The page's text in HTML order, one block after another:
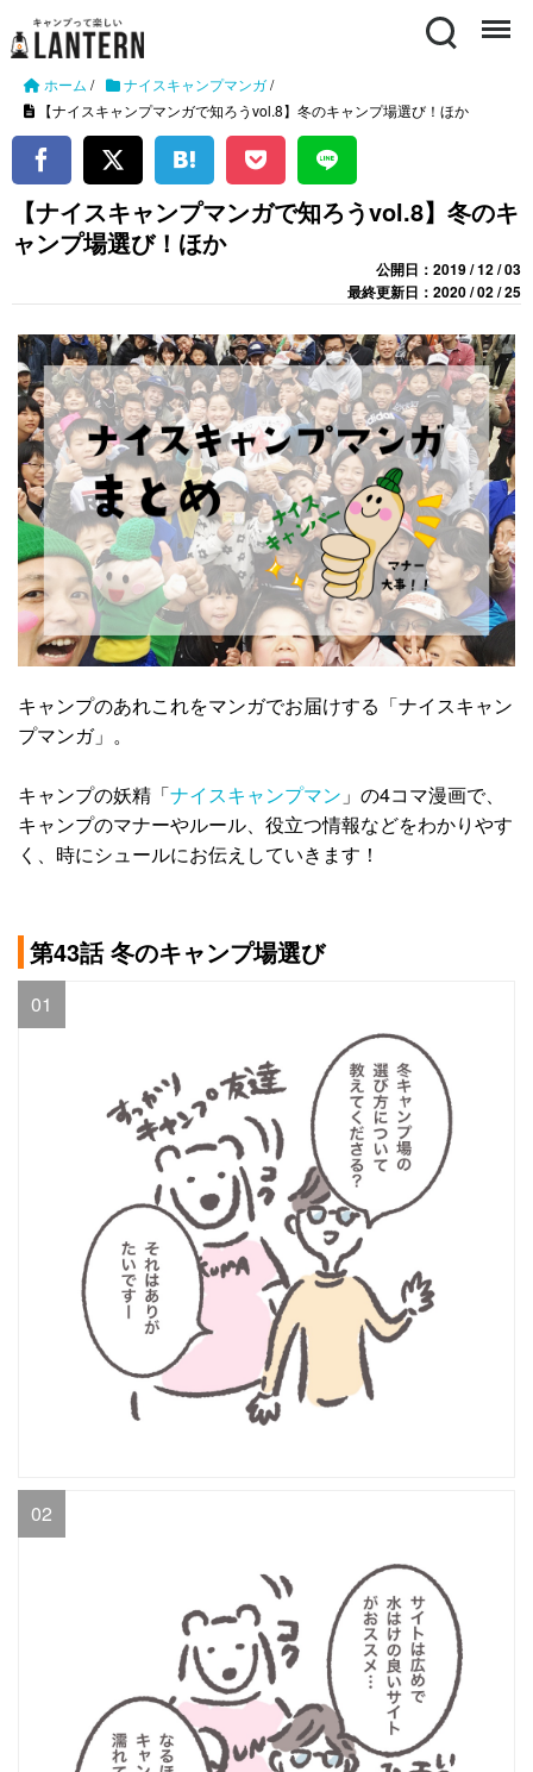
Search Menu
ホーム / ナイスキャンプマンガ/
【ナイスキャンプマンガで知ろうvol.8】冬のキャンプ場選び！ほか
【ナイスキャンプマンガで知ろうvol.8】冬のキ
ャンプ場選び！ほか
公開日：2019 / 12 / 03
最終更新日：2020 / 02 / 25
キャンプのあれこれをマンガでお届けする「ナイスキャン
プマンガ」。
キャンプの妖精「ナイスキャンプマン 」の4コマ漫画で、
キャンプのマナーやルール、役立つ情報などをわかりやす
く、時にシュールにお伝えしていきます！
第43話 冬のキャンプ場選び